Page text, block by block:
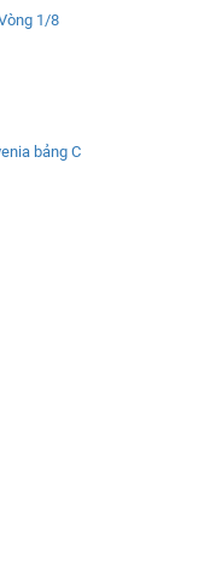
1/8
bảng C